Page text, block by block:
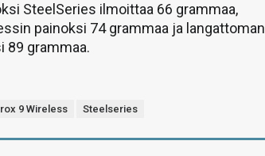
SteelSeries ilmoittaa 66 grammaa,
painoksi 74 grammaa ja langattoman
89 grammaa.
9 Wireless Steelseries